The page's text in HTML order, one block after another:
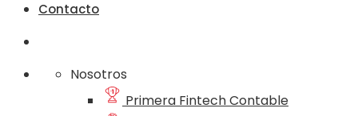
Contacto
Nosotros
Primera Fintech Contable